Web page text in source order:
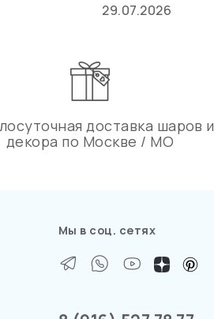
29.07.2026
доставка шаров и
декора по Москве / МО
Мы в соц. сетях